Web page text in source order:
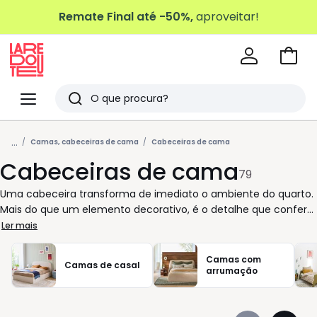
Remate Final até -50%,aproveitar!
Menu
Redoute
Pesquisar
Últimos
artigos
vistos
Ir
... Camas, cabeceiras de cama Cabeceiras de cama
Cabeceiras de cama79
Uma cabeceira transforma de imediato o ambiente do quarto.
Mais do que um elemento decorativo, é o detalhe que confere
estrutura, conforto e personalidade ao espaço onde começa e
termina o seu dia. Na La Redoute, encontra cabeceiras
pensadas para responder a diferentes estilos de vida: designs
simples ou marcantes, em madeira maciça ou versões
estofadas que convidam ao descanso. Escolher a cabeceira de
Ler mais
Camas de casal
Camas com
arrumação